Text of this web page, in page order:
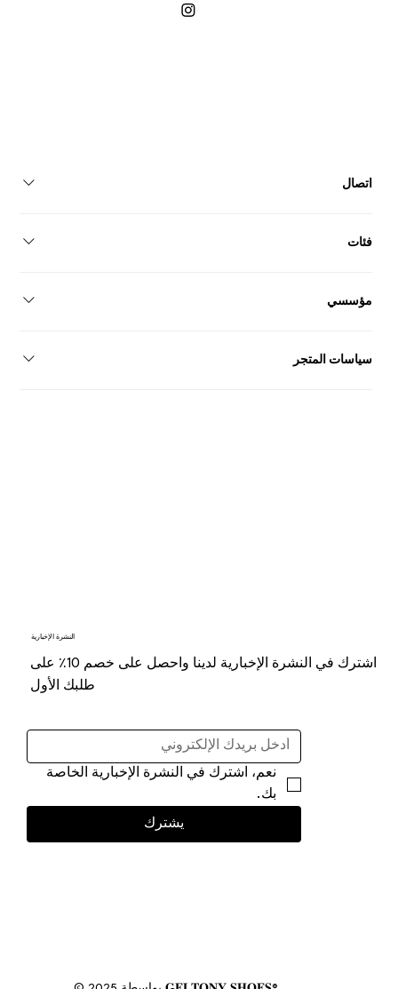
اتصال
فئات
مؤسسي
سياسات المتجر
النشرة الإخبارية
اشترك في النشرة الإخبارية لدينا واحصل على خصم 10٪ على
طلبك الأول
بك.
يشترك